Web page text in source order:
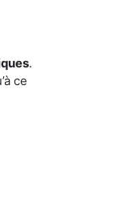
.
ce